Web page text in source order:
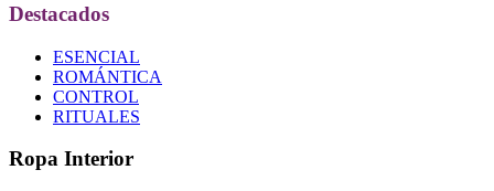
Destacados
ESENCIAL
ROMÁNTICA
CONTROL
RITUALES
Ropa Interior